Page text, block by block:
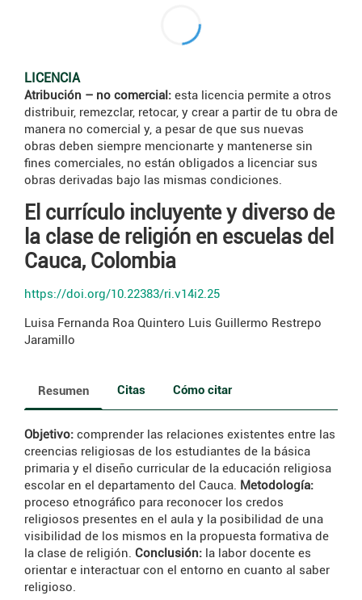
LICENCIA
Atribución – no comercial: esta licencia permite a otros
distribuir, remezclar, retocar, y crear a partir de tu obra de
manera no comercial y, a pesar de que sus nuevas
obras deben siempre mencionarte y mantenerse sin
fines comerciales, no están obligados a licenciar sus
obras derivadas bajo las mismas condiciones.
El currículo incluyente y diverso de
la clase de religión en escuelas del
Cauca, Colombia
https://doi.org/10.22383/ri.v14i2.25
Luisa Fernanda Roa Quintero Luis Guillermo Restrepo
Jaramillo
Resumen Citas Cómo citar
Objetivo: comprender las relaciones existentes entre las
creencias religiosas de los estudiantes de la básica
primaria y el diseño curricular de la educación religiosa
escolar en el departamento del Cauca. Metodología:
proceso etnográfico para reconocer los credos
religiosos presentes en el aula y la posibilidad de una
visibilidad de los mismos en la propuesta formativa de
la clase de religión. Conclusión: la labor docente es
orientar e interactuar con el entorno en cuanto al saber
religioso.